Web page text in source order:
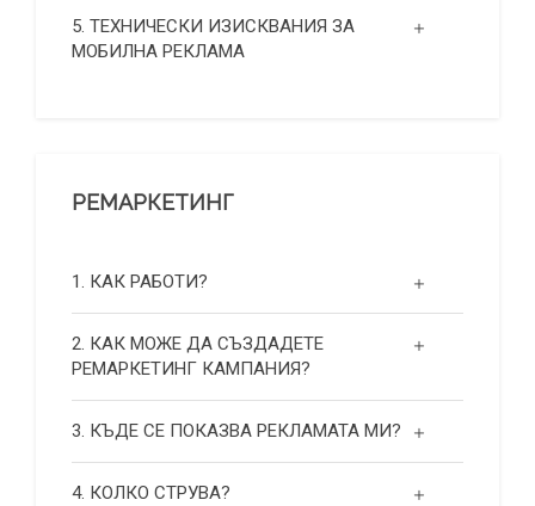
5. ТЕХНИЧЕСКИ ИЗИСКВАНИЯ ЗА
МОБИЛНА РЕКЛАМА
РЕМАРКЕТИНГ
1. КАК РАБОТИ?
2. КАК МОЖЕ ДА СЪЗДАДЕТЕ
РЕМАРКЕТИНГ КАМПАНИЯ?
3. КЪДЕ СЕ ПОКАЗВА РЕКЛАМАТА МИ?
4. КОЛКО СТРУВА?